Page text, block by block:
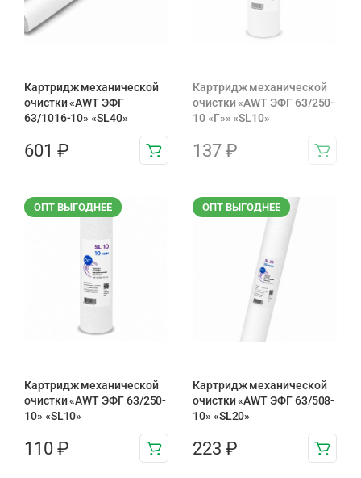
Картридж механической
очистки «AWT ЭФГ
63/1016-10» «SL40»
601 ₽
Картридж механической
очистки «AWT ЭФГ 63/250-
10 «Г»» «SL10»
137 ₽
ОПТ ВЫГОДНЕЕ
Картридж механической
очистки «AWT ЭФГ 63/250-
10» «SL10»
110 ₽
ОПТ ВЫГОДНЕЕ
Картридж механической
очистки «AWT ЭФГ 63/508-
10» «SL20»
223 ₽